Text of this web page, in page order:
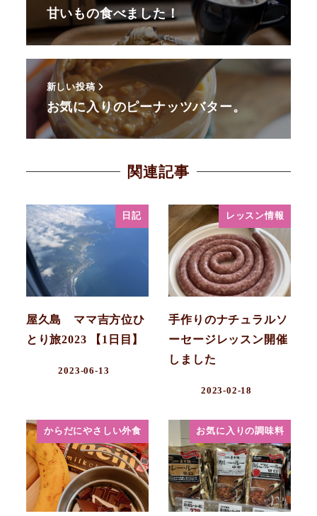
甘いもの食べました！
新しい投稿
お気に入りのピーナッツバター。
関連記事
日記
屋久島 ママ吉方位ひ
とり旅2023 【1日目】
2023-06-13
レッスン情報
手作りのナチュラルソ
ーセージレッスン開催
しました
2023-02-18
からだにやさしい外食 お気に入りの調味料